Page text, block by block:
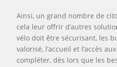
Ainsi, un grand nombre de
cela leur offrir d’autres
vélo doit être sécurisant, les
valorisé, l’accueil et l’accès
compléter, dès lors que les